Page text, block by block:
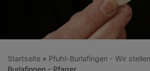
Startseite Pfuhl-Burlafingen - Wir